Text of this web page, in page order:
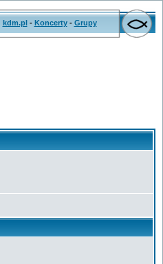
kdm.pl- Koncerty- Grupy